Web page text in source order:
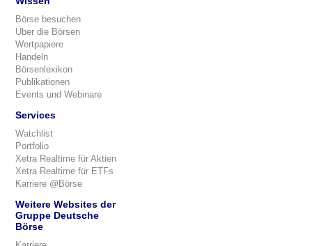
Börse besuchen
Über die Börsen
Wertpapiere
Handeln
Börsenlexikon
Publikationen
Events und Webinare
Services
Watchlist
Portfolio
Xetra Realtime für Aktien
Xetra Realtime für ETFs
Karriere @Börse
Weitere Websites der
Gruppe Deutsche
Börse